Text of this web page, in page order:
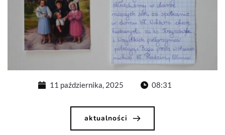
11 października, 2025 08:31
aktualności